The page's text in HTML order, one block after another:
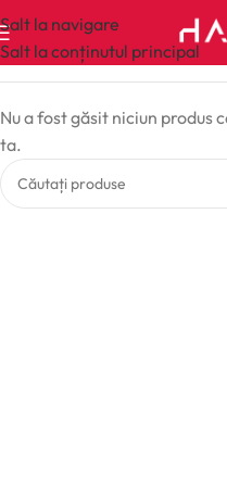
Salt la navigare
Salt la conținutul principal
Nu a fost găsit niciun produs
ta.